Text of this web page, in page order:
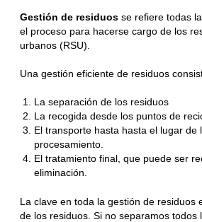
Gestión de residuos se refiere todas
el proceso para hacerse cargo de los
urbanos (RSU).
Una gestión eficiente de residuos
La separación de los residuos
La recogida desde los puntos de
El transporte hasta hasta el lugar de
procesamiento.
El tratamiento final, que puede ser
eliminación.
La clave en toda la gestión de residuos
de los residuos. Si no separamos todos